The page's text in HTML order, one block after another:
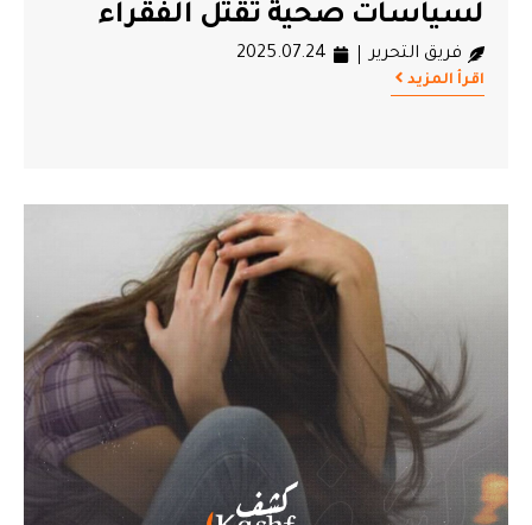
لسياسات صحية تقتل الفقراء
فريق التحرير 2025.07.24
اقرأ المزيد